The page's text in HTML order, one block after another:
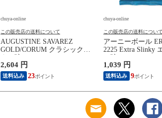
chuya-online
この販売店の送料について
AUGUSTINE SAVAREZ
GOLD/CORUM クラシックギ
ター弦
2,604 円
送料込み 23
chuya-online
この販売店の送料について
アーニーボール
2225 Extra Slinky
ー弦
1,039 円
送料込み 9